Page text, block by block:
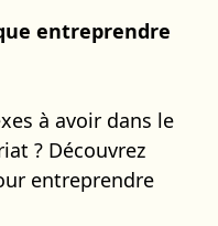
entreprendre
à avoir dans le
? Découvrez
entreprendre